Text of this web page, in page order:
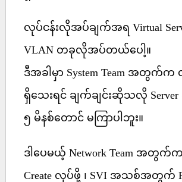
လုပ်ငန်းလိုအပ်ချက်အရ Virtual
VLAN တခုလိုအပ်တယ်ပေါ့။
ဒီအခါမှာ System Team အတွက်က
ရှိသေးရင် ချက်ချင်းဆိုသလို
၅ မိနစ်တောင် မကြာပါဘူး။
ဒါပေမယ့် Network Team အတွ
Create လုပ်ဖို့ ၊ SVI အသစ်အတွက်